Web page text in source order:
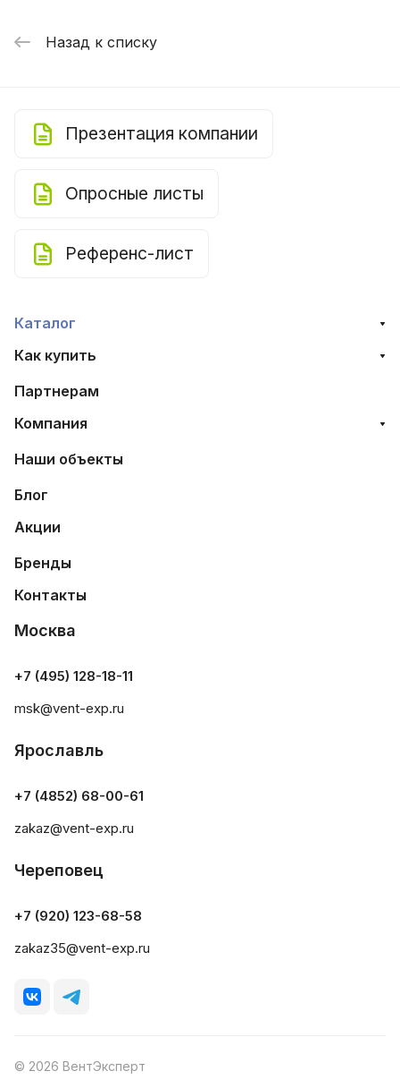
Назад к списку
Презентация компании
Опросные листы
Референс-лист
Каталог
Как купить
Партнерам
Компания
Наши объекты
Блог
Акции
Бренды
Контакты
Москва
+7 (495) 128-18-11
msk@vent-exp.ru
Ярославль
+7 (4852) 68-00-61
zakaz@vent-exp.ru
Череповец
+7 (920) 123-68-58
zakaz35@vent-exp.ru
© 2026 ВентЭксперт